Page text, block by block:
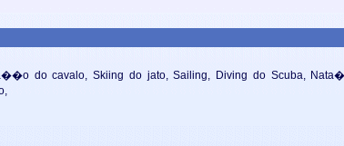
do cavalo, Skiing do jato, Sailing, Diving do Scuba,